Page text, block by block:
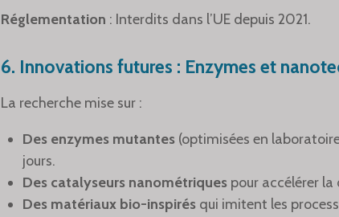
Réglementation : Interdits dans l’UE depuis 2021.
6. Innovations futures : Enzymes et
La recherche mise sur :
Des enzymes mutantes (optimisées en
jours.
Des catalyseurs nanométriques pour accélérer
Des matériaux bio-inspirés qui imitent les